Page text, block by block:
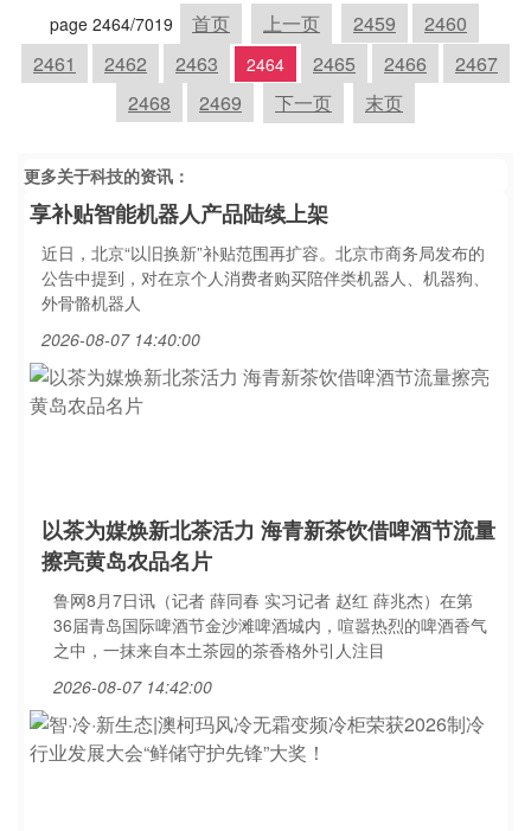
page 2464/7019 首页 上一页 2459
2460
2461
2462 2463 2464 2465 2466
2467
2468
2469 下一页 末页
更多关于科技的资讯：
享补贴智能机器人产品陆续上架
近日，北京“以旧换新”补贴范围再扩容。北京市商务局发布的
公告中提到，对在京个人消费者购买陪伴类机器人、机器狗、
外骨骼机器人
2026-08-07 14:40:00
以茶为媒焕新北茶活力 海青新茶饮借啤酒节流量
擦亮黄岛农品名片
鲁网8月7日讯（记者 薛同春 实习记者 赵红 薛兆杰）在第
36届青岛国际啤酒节金沙滩啤酒城内，喧嚣热烈的啤酒香气
之中，一抹来自本土茶园的茶香格外引人注目
2026-08-07 14:42:00